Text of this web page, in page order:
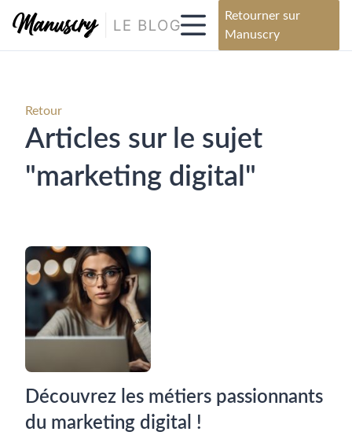
Retourner sur
Manuscry
Retour
Articles sur le sujet
"marketing digital"
Découvrez les métiers passionnants
du marketing digital !